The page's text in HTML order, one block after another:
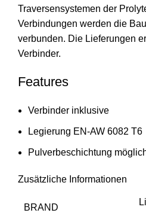
Traversensystemen der
Verbindungen werden die
verbunden. Die Lieferungen
Verbinder.
Features
Verbinder inklusive
Legierung EN-AW 6082 T6
Pulverbeschichtung
Zusätzliche Informationen
BRAND